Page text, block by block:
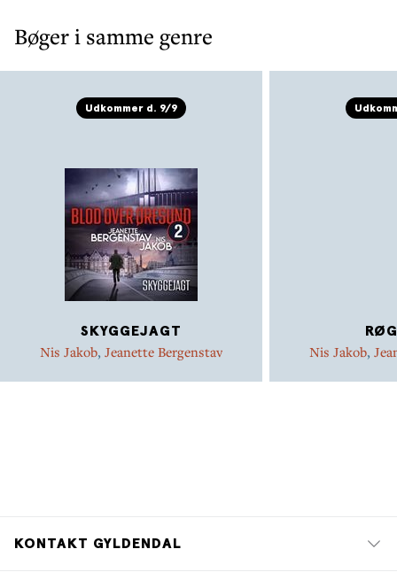
Bøger i samme genre
Udkommer d. 9/9
SKYGGEJAGT
Nis Jakob, Jeanette Bergenstav Nis Jakob,
KONTAKT GYLDENDAL